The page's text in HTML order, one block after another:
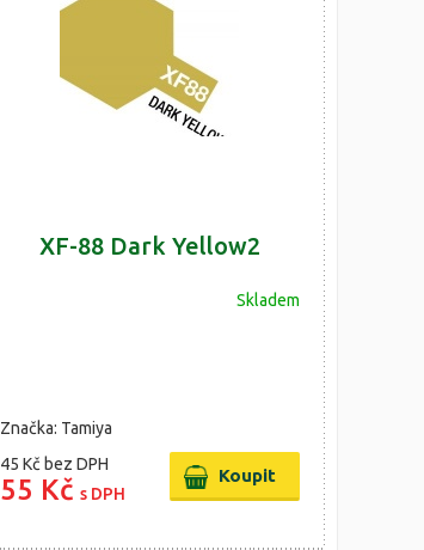
XF-88 Dark Yellow2
Skladem
Značka: Tamiya
45 Kč bez DPH
55 Kč s DPH